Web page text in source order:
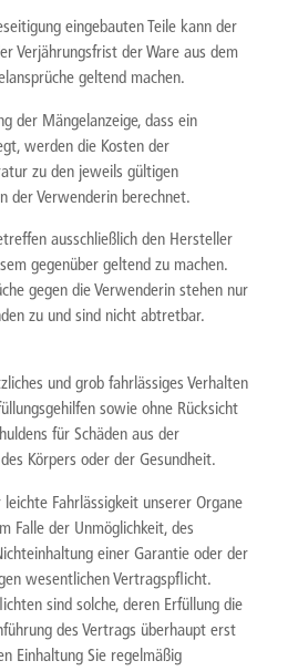
eingebauten Teile kann der
Verjährungsfrist der Ware aus dem
geltend machen.
der Mängelanzeige, dass ein
werden die Kosten der
zu den jeweils gültigen
der Verwenderin berechnet.
ausschließlich den Hersteller
gegenüber geltend zu machen.
gegen die Verwenderin stehen nur
zu und sind nicht abtretbar.
und grob fahrlässiges Verhalten
sowie ohne Rücksicht
für Schäden aus der
Körpers oder der Gesundheit.
Fahrlässigkeit unserer Organe
Falle der Unmöglichkeit, des
einer Garantie oder der
wesentlichen Vertragspflicht.
sind solche, deren Erfüllung die
des Vertrags überhaupt erst
Einhaltung Sie regelmäßig